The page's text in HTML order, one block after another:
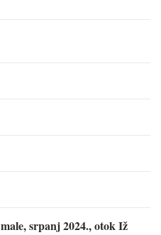
srpanj 2024., otok Iž